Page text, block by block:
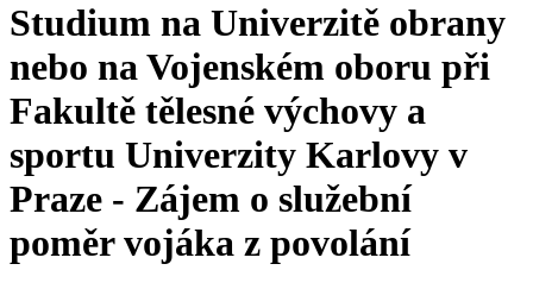
Studium na Univerzitě obrany
nebo na Vojenském oboru při
Fakultě tělesné výchovy a
sportu Univerzity Karlovy v
Praze - Zájem o služební
poměr vojáka z povolání